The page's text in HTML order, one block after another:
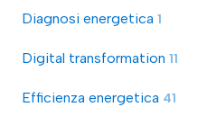
Diagnosi energetica 1
Digital transformation 11
Efficienza energetica 41